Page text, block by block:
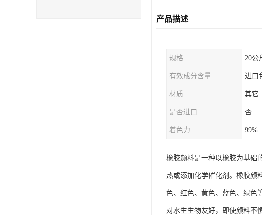
产品描述
规格 20公
有效成分含量 进口
材质 其它
是否进口 否
着色力 99%
橡胶颜料是一种以橡胶为基础
热或添加化学催化剂。橡胶颜
色、红色、黄色、蓝色、绿色
对水生生物友好，即使颜料不